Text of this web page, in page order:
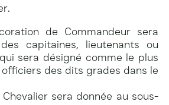
de Commandeur sera
capitaines, lieutenants ou
sera désigné comme le plus
des dits grades dans le
sera donnée au sous-